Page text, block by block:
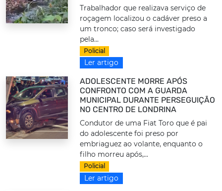
Trabalhador que realizava serviço de
roçagem localizou o cadáver preso a
um tronco; caso será investigado
pela...
Policial
Ler artigo
ADOLESCENTE MORRE APÓS
CONFRONTO COM A GUARDA
MUNICIPAL DURANTE PERSEGUIÇÃO
NO CENTRO DE LONDRINA
Condutor de uma Fiat Toro que é pai
do adolescente foi preso por
embriaguez ao volante, enquanto o
filho morreu após,...
Policial
Ler artigo